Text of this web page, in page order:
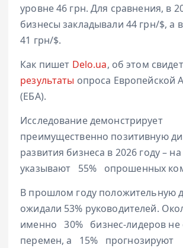
уровне 46 грн. Для сравнения, в
бизнесы закладывали 44 грн/$, а
41 грн/$.
Как пишет Delo.ua, об этом
результаты опроса Европейской
(ЕБА).
Исследование демонстрирует
преимущественно позитивную
развития бизнеса в 2026 году – на
указывают
55%
опрошенных
В прошлом году положительную
ожидали 53% руководителей.
именно 30% бизнес-лидеров
перемен, а
15%
прогнозируют